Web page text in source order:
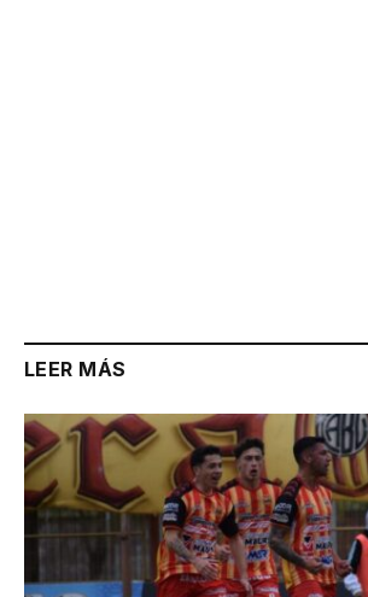
LEER MÁS